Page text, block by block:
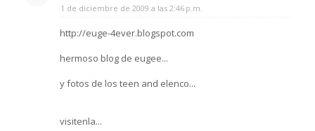
1 de diciembre de 2009 a las 2:46 p.m.
http://euge-4ever.blogspot.com
hermoso blog de eugee...
y fotos de los teen and elenco...
visitenla...